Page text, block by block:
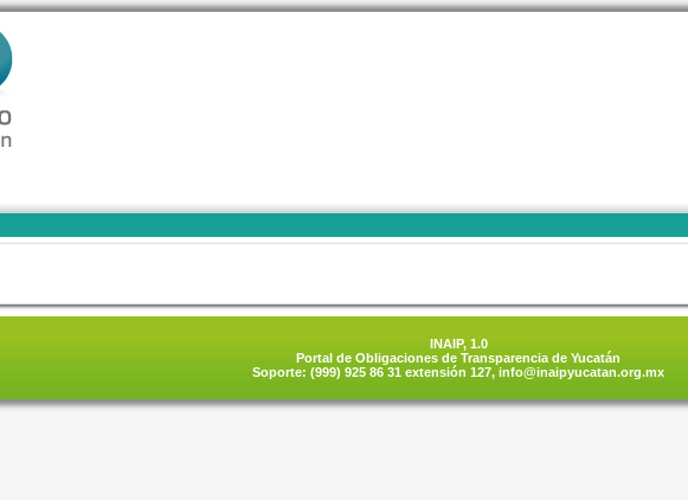
INAIP, 1.0
Portal de Obligaciones de Transparencia de Yucatán
Soporte: (999) 925 86 31 extensión 127, info@inaipyucatan.org.mx